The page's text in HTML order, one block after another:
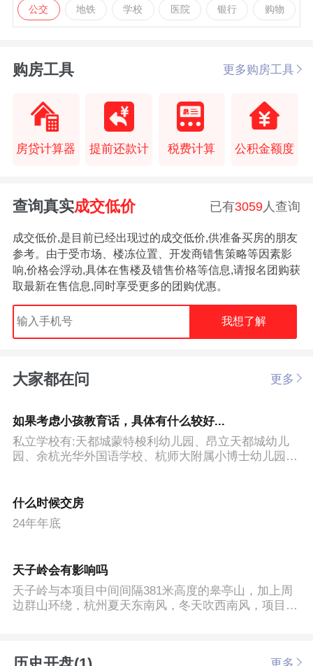
公交 地铁 学校 医院 银行 购物
购房工具 更多购房工具
房贷计算器 提前还款计 税费计算 公积金额度
查询真实成交低价 已有3059人查询
成交低价,是目前已经出现过的成交低价,供准备买房的朋友
参考。由于受市场、楼冻位置、开发商错售策略等因素影
响,价格会浮动,具体在售楼及错售价格等信息,请报名团购获
取最新在售信息,同时享受更多的团购优惠。
我想了解
大家都在问 更多
如果考虑小孩教育话，具体有什么较好...
私立学校有:天都城蒙特梭利幼儿园、昂立天都城幼儿
园、余杭光华外国语学校、杭师大附属小博士幼儿园、
幼儿园(省一级)、星桥**小学、星桥第二小学。
什么时候交房
24年年底
天子岭会有影响吗
天子岭与本项目中间间隔381米高度的皋亭山，加上周
边群山环绕，杭州夏天东南风，冬天吹西南风，项目位